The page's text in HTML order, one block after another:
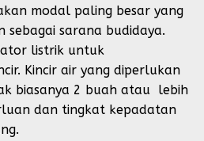
modal paling besar yang
sebagai sarana budidaya.
listrik untuk
Kincir air yang diperlukan
biasanya 2 buah atau lebih
dan tingkat kepadatan